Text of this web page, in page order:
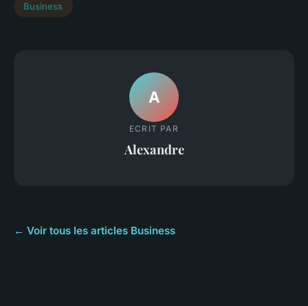
Business
A
ECRIT PAR
Alexandre
← Voir tous les articles Business